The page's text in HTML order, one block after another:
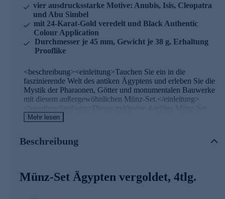
vier ausdrucksstarke Motive: Anubis, Isis, Cleopatra
und Abu Simbel
mit 24-Karat-Gold veredelt und Black Authentic
Colour Application
Durchmesser je 45 mm, Gewicht je 38 g, Erhaltung
Prooflike
<beschreibung><einleitung>Tauchen Sie ein in die
faszinierende Welt des antiken Ägyptens und erleben Sie die
Mystik der Pharaonen, Götter und monumentalen Bauwerke
mit diesem außergewöhnlichen Münz-Set.</einleitung>
<hauptbeschreibung>Dieses exklusive 4-teilige Münz-Set
entführt Sie auf eine Zeitreise durch das alte Ägypten und
Mumifizierung, Isis, die mächtige Göttin der Geburt und
Ensemble des Königs Ramses II. Jede Münze wurde mit 24-
Karat-Gold veredelt und besticht durch die aufwendige
Mehr lesen
Beschreibung
Münz-Set Ägypten vergoldet, 4tlg.